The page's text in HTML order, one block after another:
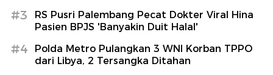
#3
RS Pusri Palembang Pecat Dokter Viral Hina
Pasien BPJS 'Banyakin Duit Halal'
#4
Polda Metro Pulangkan 3 WNI Korban TPPO
dari Libya, 2 Tersangka Ditahan